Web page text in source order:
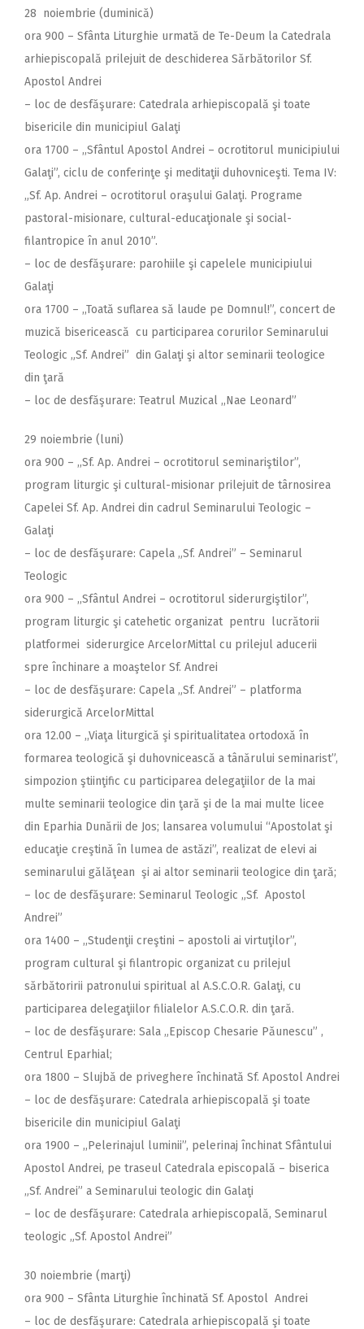
28 noiembrie (duminică)
ora 900 – Sfânta Liturghie urmată de Te-Deum la Catedrala
arhiepiscopală prilejuit de deschiderea Sărbătorilor Sf.
Apostol Andrei
– loc de desfăşurare: Catedrala arhiepiscopală şi toate
bisericile din municipiul Galaţi
ora 1700 – ,,Sfântul Apostol Andrei – ocrotitorul municipiului
Galaţi”, ciclu de conferinţe şi meditaţii duhovniceşti. Tema IV:
„Sf. Ap. Andrei – ocrotitorul oraşului Galaţi. Programe
pastoral-misionare, cultural-educaţionale şi social-
filantropice în anul 2010”.
– loc de desfăşurare: parohiile şi capelele municipiului
Galaţi
ora 1700 – ,,Toată suflarea să laude pe Domnul!”, concert de
muzică bisericească cu participarea corurilor Seminarului
Teologic „Sf. Andrei” din Galaţi şi altor seminarii teologice
din ţară
– loc de desfăşurare: Teatrul Muzical ,,Nae Leonard”
29 noiembrie (luni)
ora 900 – ,,Sf. Ap. Andrei – ocrotitorul seminariştilor”,
program liturgic şi cultural-misionar prilejuit de târnosirea
Capelei Sf. Ap. Andrei din cadrul Seminarului Teologic –
Galaţi
– loc de desfăşurare: Capela „Sf. Andrei” – Seminarul
Teologic
ora 900 – ,,Sfântul Andrei – ocrotitorul siderurgiştilor”,
program liturgic şi catehetic organizat pentru lucrătorii
platformei siderurgice ArcelorMittal cu prilejul aducerii
spre închinare a moaştelor Sf. Andrei
– loc de desfăşurare: Capela „Sf. Andrei” – platforma
siderurgică ArcelorMittal
ora 12.00 – ,,Viaţa liturgică şi spiritualitatea ortodoxă în
formarea teologică şi duhovnicească a tânărului seminarist”,
simpozion ştiinţific cu participarea delegaţiilor de la mai
multe seminarii teologice din ţară şi de la mai multe licee
din Eparhia Dunării de Jos; lansarea volumului “Apostolat şi
educaţie creştină în lumea de astăzi”, realizat de elevi ai
seminarului gălăţean şi ai altor seminarii teologice din ţară;
– loc de desfăşurare: Seminarul Teologic „Sf. Apostol
Andrei”
ora 1400 – ,,Studenţii creştini – apostoli ai virtuţilor”,
program cultural şi filantropic organizat cu prilejul
sărbătoririi patronului spiritual al A.S.C.O.R. Galaţi, cu
participarea delegaţiilor filialelor A.S.C.O.R. din ţară.
– loc de desfăşurare: Sala „Episcop Chesarie Păunescu” ,
Centrul Eparhial;
ora 1800 – Slujbă de priveghere închinată Sf. Apostol Andrei
– loc de desfăşurare: Catedrala arhiepiscopală şi toate
bisericile din municipiul Galaţi
ora 1900 – ,,Pelerinajul luminii”, pelerinaj închinat Sfântului
Apostol Andrei, pe traseul Catedrala episcopală – biserica
„Sf. Andrei” a Seminarului teologic din Galaţi
– loc de desfăşurare: Catedrala arhiepiscopală, Seminarul
teologic „Sf. Apostol Andrei”
30 noiembrie (marţi)
ora 900 – Sfânta Liturghie închinată Sf. Apostol Andrei
– loc de desfăşurare: Catedrala arhiepiscopală şi toate